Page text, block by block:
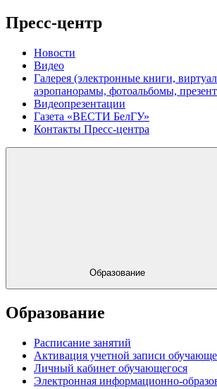
Пресс-центр
Новости
Видео
Галерея (электронные книги,
аэропанорамы, фотоальбомы,
Видеопрезентации
Газета «ВЕСТИ БелГУ»
Контакты Пресс-центра
Образование
Образование
Расписание занятий
Активация учетной записи
Личный кабинет обучающегося
Электронная информационно-